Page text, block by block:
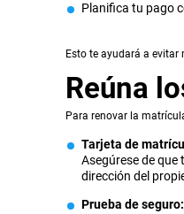
Planifica tu pago
Esto te ayudará a evitar
Reúna
Para renovar la
Tarjeta de
Asegúrese de
dirección del
Prueba de seguro: